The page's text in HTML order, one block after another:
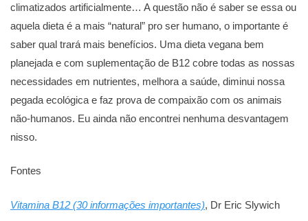
climatizados artificialmente… A questão não é saber se essa ou
aquela dieta é a mais “natural” pro ser humano, o importante é
saber qual trará mais benefícios. Uma dieta vegana bem
planejada e com suplementação de B12 cobre todas as nossas
necessidades em nutrientes, melhora a saúde, diminui nossa
pegada ecológica e faz prova de compaixão com os animais
não-humanos. Eu ainda não encontrei nenhuma desvantagem
nisso.
Fontes
Vitamina B12 (30 informações importantes), Dr Eric Slywich